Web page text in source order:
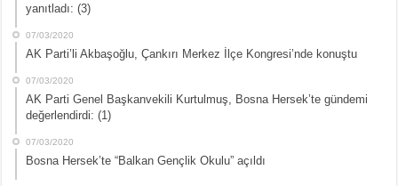
yanıtladı: (3)
07/03/2020
AK Parti’li Akbaşoğlu, Çankırı Merkez İlçe Kongresi’nde konuştu
07/03/2020
AK Parti Genel Başkanvekili Kurtulmuş, Bosna Hersek’te gündemi
değerlendirdi: (1)
07/03/2020
Bosna Hersek’te “Balkan Gençlik Okulu” açıldı